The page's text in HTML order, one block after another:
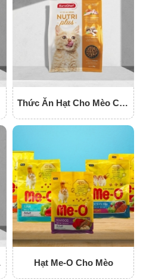
Thức Ăn Hạt Cho Mèo Con
Hạt Me-O Cho Mèo